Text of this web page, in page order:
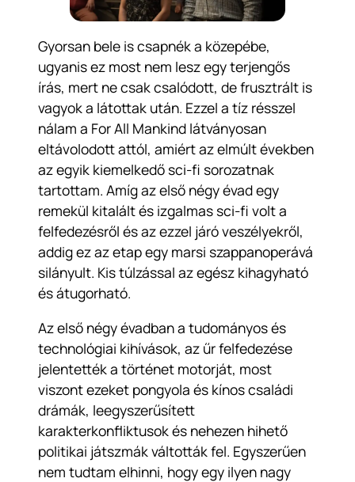
Gyorsan bele is csapnék a közepébe,
ugyanis ez most nem lesz egy terjengős
írás, mert ne csak csalódott, de frusztrált is
vagyok a látottak után. Ezzel a tíz résszel
nálam a For All Mankind látványosan
eltávolodott attól, amiért az elmúlt években
az egyik kiemelkedő sci-fi sorozatnak
tartottam. Amíg az első négy évad egy
remekül kitalált és izgalmas sci-fi volt a
felfedezésről és az ezzel járó veszélyekről,
addig ez az etap egy marsi szappanoperává
silányult. Kis túlzással az egész kihagyható
és átugorható.
Az első négy évadban a tudományos és
technológiai kihívások, az űr felfedezése
jelentették a történet motorját, most
viszont ezeket pongyola és kínos családi
drámák, leegyszerűsített
karakterkonfliktusok és nehezen hihető
politikai játszmák váltották fel. Egyszerűen
nem tudtam elhinni, hogy egy ilyen nagy